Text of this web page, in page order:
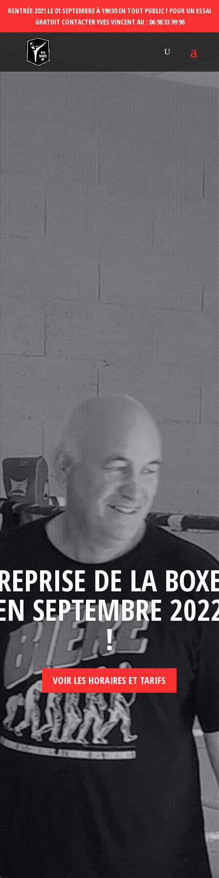
DE LA
SEPTEMBRE
!
VOIR LES HORAIRES ET TARIFS